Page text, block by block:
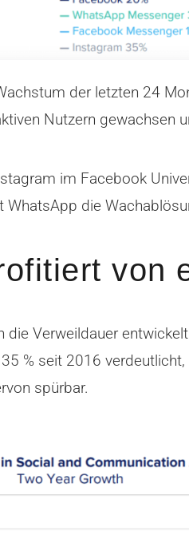
der letzten 24
Nutzern gewachsen
im Facebook
die
von
die Verweildauer
% seit 2016
spürbar.